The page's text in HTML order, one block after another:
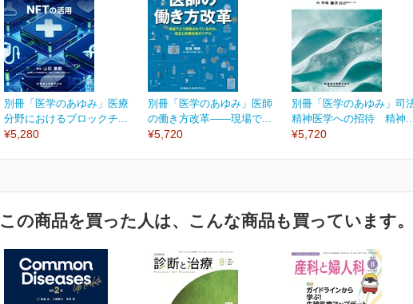
別冊「医学のあゆみ」医療
分野におけるブロックチ...
¥5,280
別冊「医学のあゆみ」医師
の働き方改革――現場で...
¥5,720
別冊「医学のあゆみ」司
精神医学への招待 精神
¥5,720
この商品を買った人は、こんな商品も買っています。